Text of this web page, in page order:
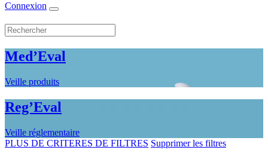
Connexion
Med’Eval
Veille produits
Reg’Eval
Veille réglementaire
PLUS DE CRITERES DE FILTRES Supprimer les filtres